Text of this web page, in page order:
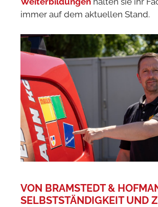
immer auf dem aktuellen Stand.
VON BRAMSTEDT &
SELBSTSTÄNDIGKEIT UND